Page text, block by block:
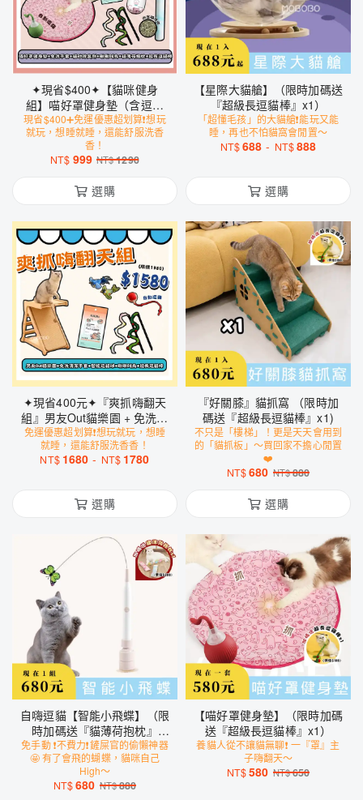
✦現省$400✦【貓咪健身
組】喵好罩健身墊（含逗貓
球）+ 免洗手套 + 貓砂除臭
劑 + 貓薄荷抱枕 + 超級長逗
貓棒 + 會叫の小鳥玩具
現省$400➕免運優惠超划算❗️想玩
就玩，想睡就睡，還能舒服洗香
香！
NT$ 999 NT$1290
選購
【星際大貓艙】（限時加碼送
『超級長逗貓棒』x1）
「超懂毛孩」的大貓艙❗️能玩又能
睡，再也不怕貓窩會閒置～
NT$688 - NT$888
選購
✦現省400元✦『爽抓嗨翻天
組』男友Out貓樂園 + 免洗清
潔手套 + 小尾巴智能逗貓球+
超級長逗貓棒 + 會叫の小鳥
免運優惠超划算❗️想玩就玩，想睡
就睡，還能舒服洗香香！
NT$ 1680 - NT$ 1780
選購
『好關膝』貓抓窩 （限時加
碼送『超級長逗貓棒』x1)
不只是「樓梯」！更是天天會用到
的「貓抓板」～買回家不擔心閒置
❤️
NT$680 NT$880
選購
自嗨逗貓【智能小飛蝶】（限
時加碼送『貓薄荷抱枕』
x1）
免手動 ❗️不費力❗️鏟屎官的偷懶神器
🤩 有了會飛的蝴蝶，貓咪自己
High～
NT$680 NT$880
【喵好罩健身墊】（限時加碼
送『超級長逗貓棒』x1）
養貓人從不讓貓無聊❗️ 一『罩』主
子嗨翻天～
NT$580 NT$650